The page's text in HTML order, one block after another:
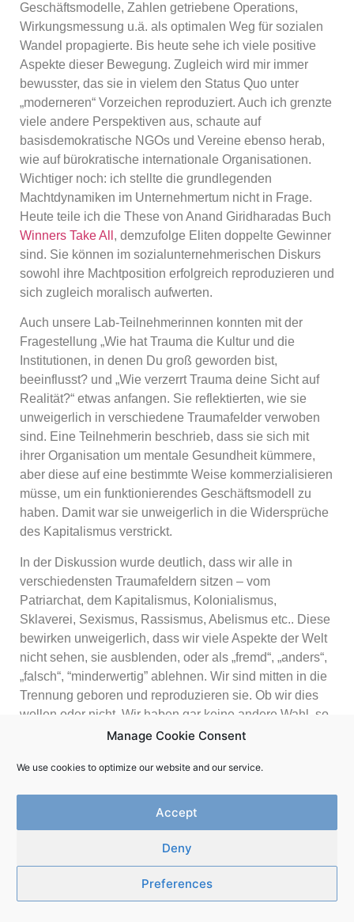
Manage Cookie Consent
We use cookies to optimize our website and our service.
Accept
Deny
Preferences
Geschäftsmodelle, Zahlen getriebene Operations,
Wirkungsmessung u.ä. als optimalen Weg für sozialen
Wandel propagierte. Bis heute sehe ich viele positive
Aspekte dieser Bewegung. Zugleich wird mir immer
bewusster, das sie in vielem den Status Quo unter
„moderneren“ Vorzeichen reproduziert. Auch ich grenzte
viele andere Perspektiven aus, schaute auf
basisdemokratische NGOs und Vereine ebenso herab,
wie auf bürokratische internationale Organisationen.
Wichtiger noch: ich stellte die grundlegenden
Machtdynamiken im Unternehmertum nicht in Frage.
Heute teile ich die These von Anand Giridharadas Buch
Winners Take All , demzufolge Eliten doppelte Gewinner
sind. Sie können im sozialunternehmerischen Diskurs
sowohl ihre Machtposition erfolgreich reproduzieren und
sich zugleich moralisch aufwerten.
Auch unsere Lab-Teilnehmerinnen konnten mit der
Fragestellung „Wie hat Trauma die Kultur und die
Institutionen, in denen Du groß geworden bist,
beeinflusst? und „Wie verzerrt Trauma deine Sicht auf
Realität?“ etwas anfangen. Sie reflektierten, wie sie
unweigerlich in verschiedene Traumafelder verwoben
sind. Eine Teilnehmerin beschrieb, dass sie sich mit
ihrer Organisation um mentale Gesundheit kümmere,
aber diese auf eine bestimmte Weise kommerzialisieren
müsse, um ein funktionierendes Geschäftsmodell zu
haben. Damit war sie unweigerlich in die Widersprüche
des Kapitalismus verstrickt.
In der Diskussion wurde deutlich, dass wir alle in
verschiedensten Traumafeldern sitzen – vom
Patriarchat, dem Kapitalismus, Kolonialismus,
Sklaverei, Sexismus, Rassismus, Abelismus etc.. Diese
bewirken unweigerlich, dass wir viele Aspekte der Welt
nicht sehen, sie ausblenden, oder als „fremd“, „anders“,
„falsch“, “minderwertig” ablehnen. Wir sind mitten in die
Trennung geboren und reproduzieren sie. Ob wir dies
wollen oder nicht. Wir haben gar keine andere Wahl, so
sehr wir uns auch bemühen, der Trennung zu
Je tiefer und ehrlicher wir ins Thema einstiegen, umso
miteinander verbunden sind. Für viele von uns sind sie
Wenn wir uns so offen wie möglich auf diese Dynamik